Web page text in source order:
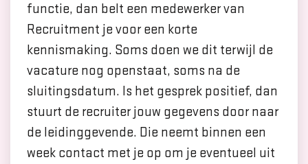
functie, dan belt een medewerker van
Recruitment je voor een korte
kennismaking. Soms doen we dit terwijl de
vacature nog openstaat, soms na de
sluitingsdatum. Is het gesprek positief, dan
stuurt de recruiter jouw gegevens door naar
de leidinggevende. Die neemt binnen een
week contact met je op om je eventueel uit